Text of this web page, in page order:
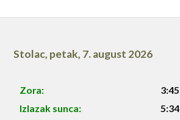
Stolac, petak, 7. august 2026
Zora:
3:45
Izlazak sunca:
5:34